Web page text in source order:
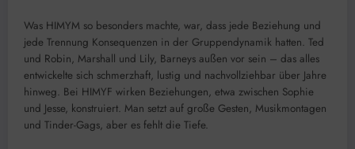
Was HIMYM so besonders machte, war, dass jede Beziehung und
jede Trennung Konsequenzen in der Gruppendynamik hatten. Ted
und Robin, Marshall und Lily, Barneys außen vor sein – das alles
entwickelte sich schmerzhaft, lustig und nachvollziehbar über Jahre
hinweg. Bei HIMYF wirken Beziehungen, etwa zwischen Sophie
und Jesse, konstruiert. Man setzt auf große Gesten, Musikmontagen
und Tinder-Gags, aber es fehlt die Tiefe.